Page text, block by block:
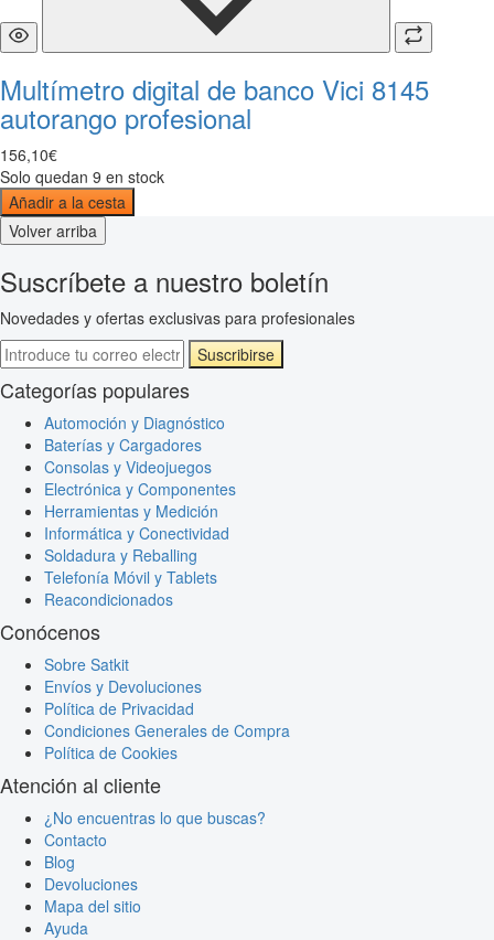
Multímetro digital de banco Vici 8145
autorango profesional
156,10€
Solo quedan 9 en stock
Añadir a la cesta
Volver arriba
Suscríbete a nuestro boletín
Novedades y ofertas exclusivas para profesionales
Suscribirse
Categorías populares
Automoción y Diagnóstico
Baterías y Cargadores
Consolas y Videojuegos
Electrónica y Componentes
Herramientas y Medición
Informática y Conectividad
Soldadura y Reballing
Telefonía Móvil y Tablets
Reacondicionados
Conócenos
Sobre Satkit
Envíos y Devoluciones
Política de Privacidad
Condiciones Generales de Compra
Política de Cookies
Atención al cliente
¿No encuentras lo que buscas?
Contacto
Blog
Devoluciones
Mapa del sitio
Ayuda